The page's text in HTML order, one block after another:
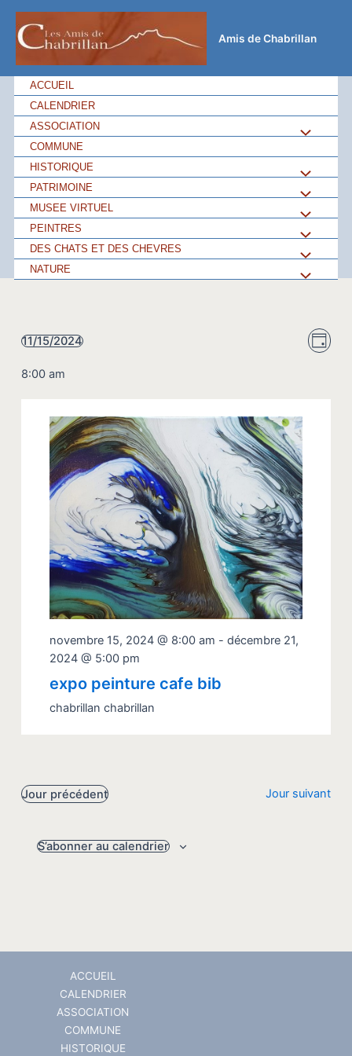
contenu
Amis de Chabrillan
ACCUEIL
CALENDRIER
ASSOCIATION
Menu
COMMUNE
HISTORIQUE
Menu
PATRIMOINE
Menu
MUSEE VIRTUEL
Menu
PEINTRES
DES CHATS ET DES CHEVRES
NATURE
Menu
de
Jour
11/15/2024
une
8:00 am
novembre 15, 2024 @ 8:00 am - décembre 21,
2024 @ 5:00 pm
expo peinture cafe bib
chabrillan chabrillan
Jour précédent Jour suivant
S’abonner au calendrier
ACCUEIL
CALENDRIER
ASSOCIATION
COMMUNE
HISTORIQUE